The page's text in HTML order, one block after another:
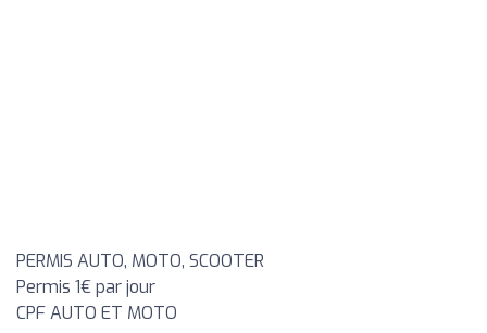
PERMIS AUTO, MOTO, SCOOTER
Permis 1€ par jour
CPF AUTO ET MOTO